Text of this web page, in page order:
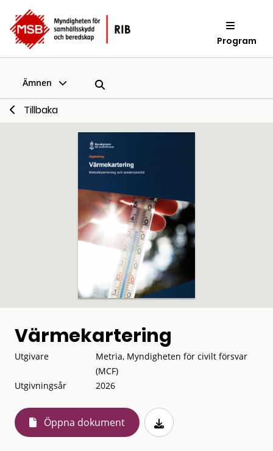
Program
Ämnen
Tillbaka
Värmekartering
Utgivare
Metria, Myndigheten för civilt försvar
(MCF)
Utgivningsår
2026
Öppna dokument